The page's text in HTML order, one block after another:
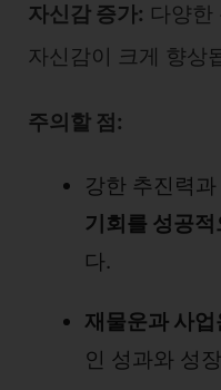
자신감 증가: 다양한
자신감이 크게 향상
주의할 점:
강한 추진력
기회를 성공
다.
재물운과 사업
인 성과와 성